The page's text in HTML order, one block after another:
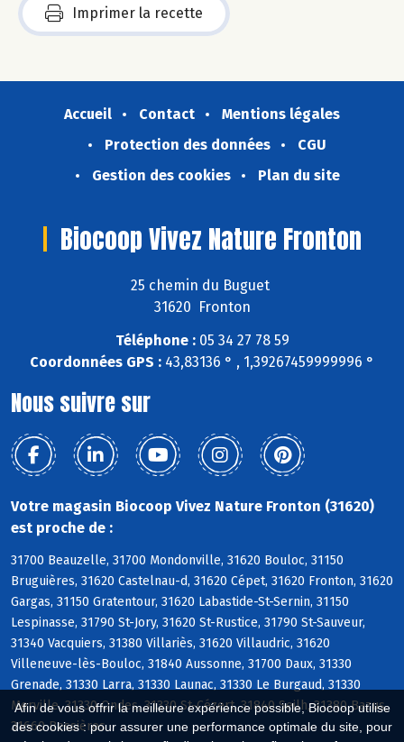
Afin de vous offrir la meilleure expérience possible, Biocoop utilise
des cookies : pour assurer une performance optimale du site, pour
Imprimer la recette
Accueil Contact
Mentions légales
Protection des données
CGU
Gestion des cookies
Plan du site
Biocoop Vivez Nature Fronton
25 chemin du Buguet
31620 Fronton
Téléphone :05 34 27 78 59
Coordonnées GPS : 43,83136 ° , 1,39267459999996 °
Nous suivre sur
Votre magasin Biocoop Vivez Nature Fronton (31620)
est proche de :
31700 Beauzelle, 31700 Mondonville, 31620 Bouloc, 31150
Bruguières, 31620 Castelnau-d, 31620 Cépet, 31620 Fronton, 31620
Gargas, 31150 Gratentour, 31620 Labastide-St-Sernin, 31150
Lespinasse, 31790 St-Jory, 31620 St-Rustice, 31790 St-Sauveur,
31340 Vacquiers, 31380 Villariès, 31620 Villaudric, 31620
Villeneuve-lès-Bouloc, 31840 Aussonne, 31700 Daux, 31330
Grenade, 31330 Larra, 31330 Launac, 31330 Le Burgaud, 31330
Merville, 31330 Ondes, 31330 St-Cézert, 31840 Seilh, 31380 Bazus,
31660 Bessières